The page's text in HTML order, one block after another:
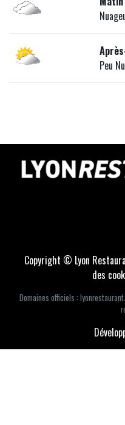
Peu
Copyright © Lyon
des
Domaines officiels :